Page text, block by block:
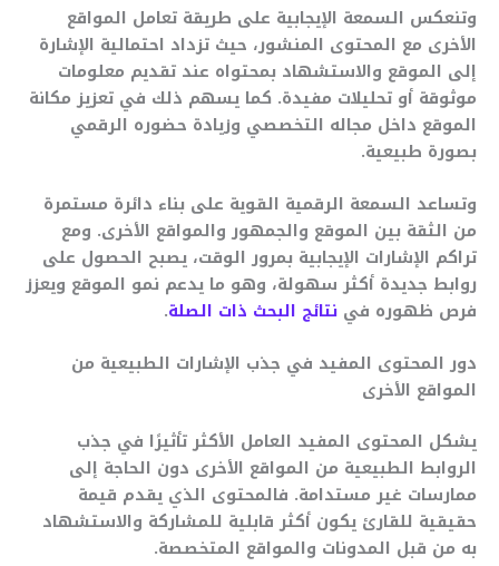
وتنعكس السمعة الإيجابية على طريقة تعامل المواقع
الأخرى مع المحتوى المنشور، حيث تزداد احتمالية الإشارة
إلى الموقع والاستشهاد بمحتواه عند تقديم معلومات
موثوقة أو تحليلات مفيدة. كما يسهم ذلك في تعزيز مكانة
الموقع داخل مجاله التخصصي وزيادة حضوره الرقمي
بصورة طبيعية.
وتساعد السمعة الرقمية القوية على بناء دائرة مستمرة
من الثقة بين الموقع والجمهور والمواقع الأخرى. ومع
تراكم الإشارات الإيجابية بمرور الوقت، يصبح الحصول على
روابط جديدة أكثر سهولة، وهو ما يدعم نمو الموقع ويعزز
فرص ظهوره في نتائج البحث ذات الصلة.
دور المحتوى المفيد في جذب الإشارات الطبيعية من
المواقع الأخرى
يشكل المحتوى المفيد العامل الأكثر تأثيرًا في جذب
الروابط الطبيعية من المواقع الأخرى دون الحاجة إلى
ممارسات غير مستدامة. فالمحتوى الذي يقدم قيمة
حقيقية للقارئ يكون أكثر قابلية للمشاركة والاستشهاد
به من قبل المدونات والمواقع المتخصصة.